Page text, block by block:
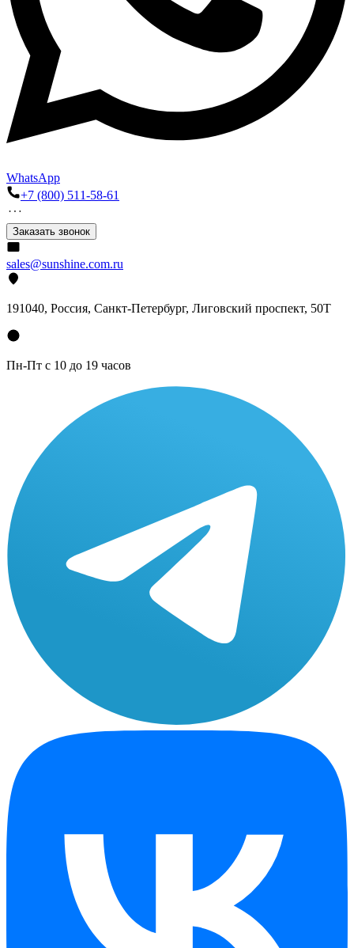
WhatsApp
+7 (800) 511-58-61
Заказать звонок
sales@sunshine.com.ru
191040, Россия, Санкт-Петербург, Лиговский проспект, 50Т
Пн-Пт с 10 до 19 часов